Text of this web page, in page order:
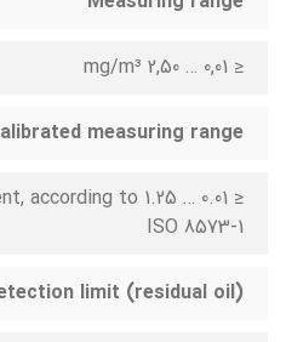
≤ 0,01 … 2,50 mg/m³
measuring range
according to
ISO 8573-1
limit (residual oil)